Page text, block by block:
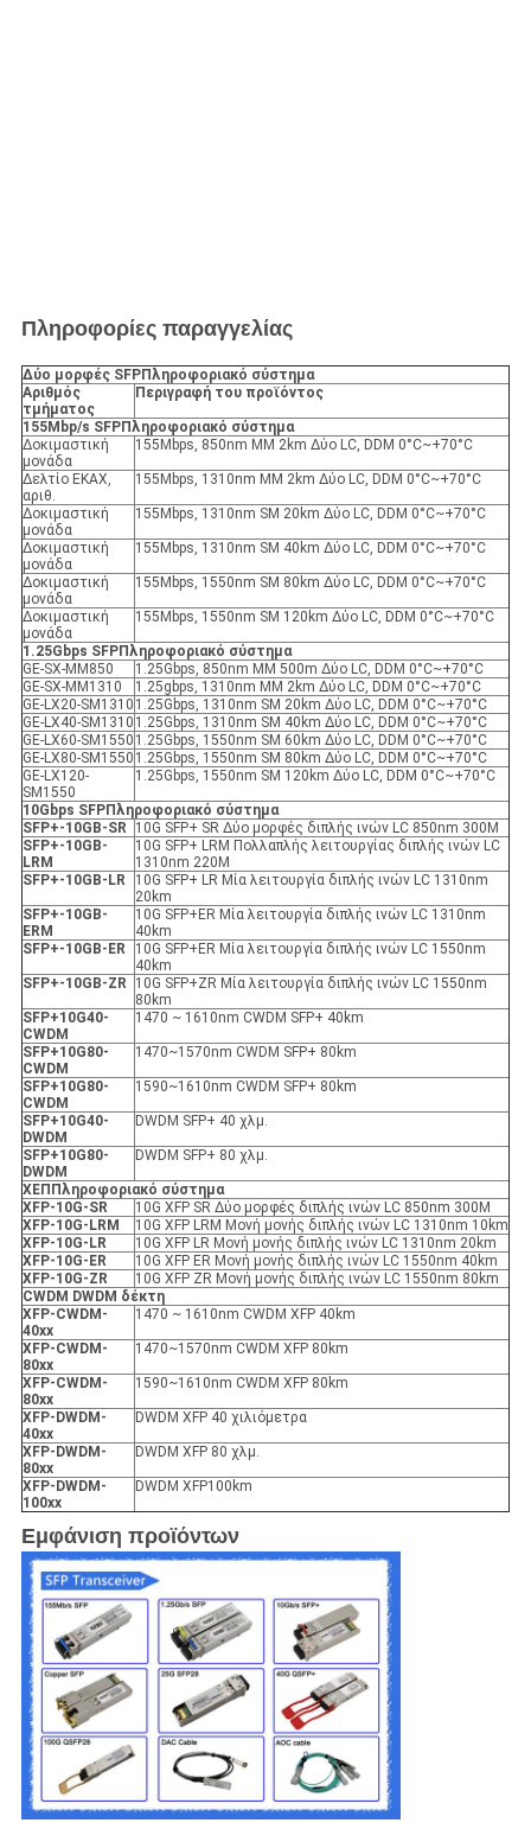
Πληροφορίες παραγγελίας
Δύο μορφές SFPΠληροφοριακό σύστημα
Αριθμός
τμήματος
Περιγραφή του προϊόντος
155Mbp/s SFPΠληροφοριακό σύστημα
Δοκιμαστική
μονάδα
155Mbps, 850nm MM 2km Δύο LC, DDM 0°C~+70°C
Δελτίο ΕΚΑΧ,
αριθ.
155Mbps, 1310nm MM 2km Δύο LC, DDM 0°C~+70°C
Δοκιμαστική
μονάδα
155Mbps, 1310nm SM 20km Δύο LC, DDM 0°C~+70°C
Δοκιμαστική
μονάδα
155Mbps, 1310nm SM 40km Δύο LC, DDM 0°C~+70°C
Δοκιμαστική
μονάδα
155Mbps, 1550nm SM 80km Δύο LC, DDM 0°C~+70°C
Δοκιμαστική
μονάδα
155Mbps, 1550nm SM 120km Δύο LC, DDM 0°C~+70°C
1.25Gbps SFPΠληροφοριακό σύστημα
GE-SX-MM850
1.25Gbps, 850nm MM 500m Δύο LC, DDM 0°C~+70°C
GE-SX-MM1310
1.25gbps, 1310nm MM 2km Δύο LC, DDM 0°C~+70°C
GE-LX20-SM1310 1.25Gbps, 1310nm SM 20km Δύο LC, DDM 0°C~+70°C
GE-LX40-SM1310 1.25Gbps, 1310nm SM 40km Δύο LC, DDM 0°C~+70°C
GE-LX60-SM1550 1.25Gbps, 1550nm SM 60km Δύο LC, DDM 0°C~+70°C
GE-LX80-SM1550 1.25Gbps, 1550nm SM 80km Δύο LC, DDM 0°C~+70°C
GE-LX120-
SM1550
1.25Gbps, 1550nm SM 120km Δύο LC, DDM 0°C~+70°C
10Gbps SFPΠληροφοριακό σύστημα
SFP+-10GB-SR
10G SFP+ SR Δύο μορφές διπλής ινών LC 850nm 300M
SFP+-10GB-
LRM
10G SFP+ LRM Πολλαπλής λειτουργίας διπλής ινών LC
1310nm 220M
SFP+-10GB-LR
10G SFP+ LR Μία λειτουργία διπλής ινών LC 1310nm
20km
SFP+-10GB-
ER Μ
10G SFP+ER Μία λειτουργία διπλής ινών LC 1310nm
40km
SFP+-10GB-ER
10G SFP+ER Μία λειτουργία διπλής ινών LC 1550nm
40km
SFP+-10GB-ZR
10G SFP+ZR Μία λειτουργία διπλής ινών LC 1550nm
80km
SFP+10G40-
CWDM
1470 ~ 1610nm CWDM SFP+ 40km
SFP+10G80-
CWDM
1470~1570nm CWDM SFP+ 80km
SFP+10G80-
CWDM
1590~1610nm CWDM SFP+ 80km
SFP+10G40-
DWDM
DWDM SFP+ 40 χλμ.
SFP+10G80-
DWDM
DWDM SFP+ 80 χλμ.
XΕΠ Πληροφοριακό σύστημα
XFP-10G-SR
10G XFP SR Δύο μορφές διπλής ινών LC 850nm 300M
XFP-10G-LRM
10G XFP LRM Μονή μονής διπλής ινών LC 1310nm 10km
XFP-10G-LR
10G XFP LR Μονή μονής διπλής ινών LC 1310nm 20km
XFP-10G-ER
10G XFP ER Μονή μονής διπλής ινών LC 1550nm 40km
XFP-10G-ZR
10G XFP ZR Μονή μονής διπλής ινών LC 1550nm 80km
CWDM DWDM δέκτη
XFP-CWDM-
40xx
1470 ~ 1610nm CWDM XFP 40km
XFP-CWDM-
80xx
1470~1570nm CWDM XFP 80km
XFP-CWDM-
80xx
1590~1610nm CWDM XFP 80km
XFP- DWDM-
40xx
DWDM XFP 40 χιλιόμετρα
XFP- DWDM-
80xx
DWDM XFP 80 χλμ.
XFP- DWDM-
100xx
DWDM XFP100km
Εμφάνιση προϊόντων